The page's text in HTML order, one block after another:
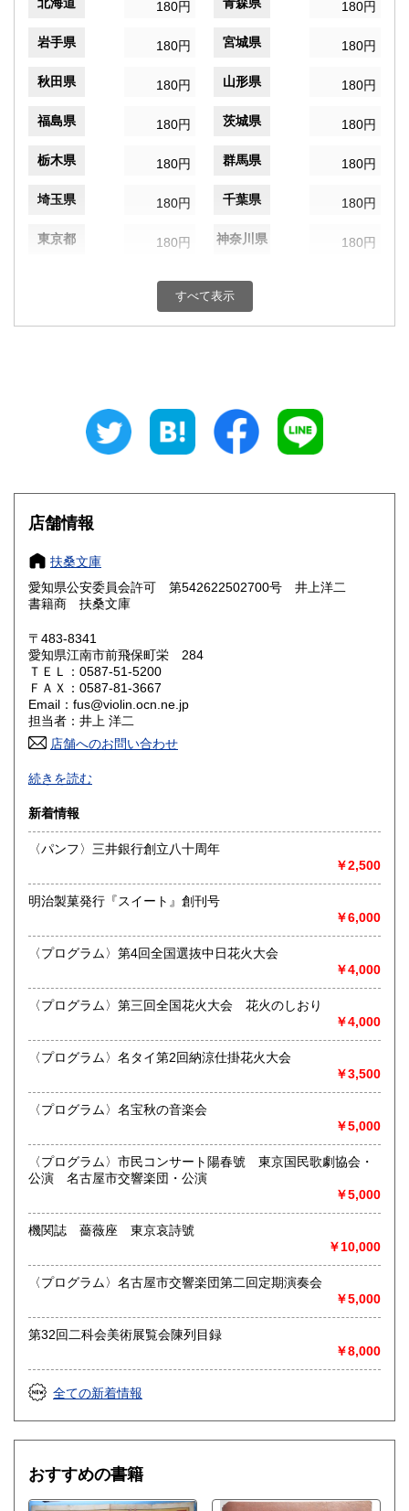
180円 180円
岩手県 180円 宮城県 180円
秋田県 180円 山形県 180円
福島県 180円 茨城県 180円
栃木県 180円 群馬県 180円
埼玉県 180円 千葉県 180円
東京都 180円 神奈川県 180円
180円 富山県
180円 三重県
大阪府
奈良県
鳥取県 180円 島根県 180円
岡山県
山口県 180円
香川県 180円
高知県 180円
佐賀県
熊本県 180円 大分県 180円
180円
沖縄県 180円
すべて表示
店舗情報
扶桑文庫
愛知県公安委員会許可 第542622502700号 井上洋二
書籍商 扶桑文庫
〒483-8341
愛知県江南市前飛保町栄 284
ＴＥＬ：0587-51-5200
ＦＡＸ：0587-81-3667
Email：fus@violin.ocn.ne.jp
担当者：井上 洋二
店舗へのお問い合わせ
古文書、古地図、刷り物、一枚もの、絵葉書、鳥瞰図、近代
文献資料等を主体に扱っております。
沿線名：名鉄犬山線
最寄駅：江南駅下車
営業時間：10:00〜17:00
書籍の買取について
買取 買取専用フリーダイヤル 0120-006-229 (担当・
井上)
す。
御整理・御売却はお気軽に当店にご相談ください。
お電話、メール等でご連絡次第、即日に参上いたします。古
書買い取り、古本買い取り、大量大歓迎です。
特に古いもの全般(和本、古文書、紙物チラシ、郷土資料、地
図、宗教、芸能、美術、文学、雑誌等)に力を入れておりま
す。
又書画骨董品も別部門で取り扱いしておりますので引越し増
愛知県・岐阜県を中心に近県の方、日時打ち合わせの後、ご
訪問し、見積もり・買入をさせていただきます。
まずはお気軽にご連絡ください。
お品物を送料着払いでお送りいただければ、即日に評価しご
連絡ご送金いたします。
愛知県江南市前飛保町栄284 扶桑文庫 担当井
上
取り扱い分野
総記、哲学宗教、歴史、社会科学、自然科学、美術工芸、国
語国文、外国文学、古典籍、近代文献、趣味、外国書、サブ
カルチャー、古書一般（その他）
古文書・和本・刷り物・絵葉書・近代文献資料・エフェメラ
続きを読む
新着情報
〈パンフ〉三井銀行創立八十周年
￥2,500
明治製菓発行『スイート』創刊号
￥6,000
〈プログラム〉第4回全国選抜中日花火大会
￥4,000
〈プログラム〉第三回全国花火大会 花火のしおり
￥4,000
〈プログラム〉名タイ第2回納涼仕掛花火大会
￥3,500
〈プログラム〉名宝秋の音楽会
￥5,000
〈プログラム〉市民コンサート陽春號 東京国民歌劇協会・
公演 名古屋市交響楽団・公演
￥5,000
機関誌 薔薇座 東京哀詩號
￥10,000
〈プログラム〉名古屋市交響楽団第二回定期演奏会
￥5,000
第32回二科会美術展覧会陳列目録
￥8,000
全ての新着情報
おすすめの書籍